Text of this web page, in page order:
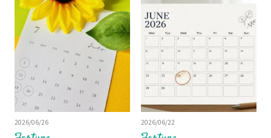
2026/06/26 2026/06/22